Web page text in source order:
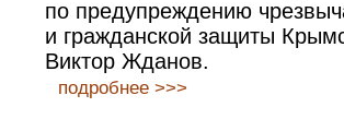
по предупреждению
и гражданской защиты
Виктор Жданов.
подробнее >>>